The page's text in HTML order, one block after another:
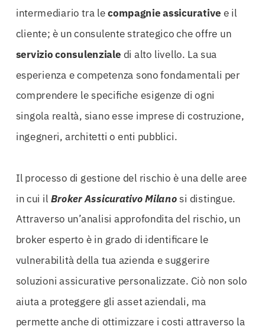
intermediario tra lecompagnie assicurative e il
cliente; è un consulente strategico che offre un
servizio consulenziale di alto livello. La sua
esperienza e competenza sono fondamentali per
comprendere le specifiche esigenze di ogni
singola realtà, siano esse imprese di costruzione,
ingegneri, architetti o enti pubblici.
Il processo di gestione del rischio è una delle aree
in cui il Broker Assicurativo Milanosi distingue.
Attraverso un’analisi approfondita del rischio, un
broker esperto è in grado di identificare le
vulnerabilità della tua azienda e suggerire
soluzioni assicurative personalizzate. Ciò non solo
aiuta a proteggere gli asset aziendali, ma
permette anche di ottimizzare i costi attraverso la